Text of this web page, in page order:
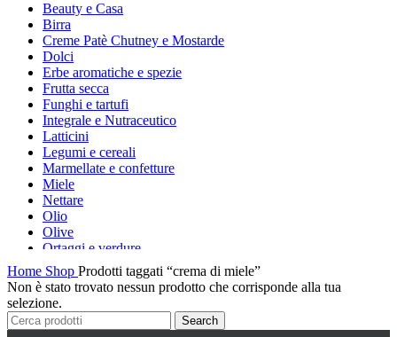
Beauty e Casa
Birra
Creme Patè Chutney e Mostarde
Dolci
Erbe aromatiche e spezie
Frutta secca
Funghi e tartufi
Integrale e Nutraceutico
Latticini
Legumi e cereali
Marmellate e confetture
Miele
Nettare
Olio
Olive
Ortaggi e verdure
Pasta, farine e pangrattato
Peperoncino
Peperoni Cruschi
Prodotti da forno
Rafano
Home Shop Prodotti taggati “crema di miele”
Non è stato trovato nessun prodotto che corrisponde alla tua
selezione.
Search